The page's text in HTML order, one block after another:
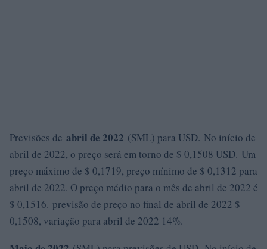
Previsões de abril de 2022 (SML) para USD. No início de
abril de 2022, o preço será em torno de $ 0,1508 USD. Um
preço máximo de $ 0,1719, preço mínimo de $ 0,1312 para
abril de 2022. O preço médio para o mês de abril de 2022 é
$ 0,1516. previsão de preço no final de abril de 2022 $
0,1508, variação para abril de 2022 14%.